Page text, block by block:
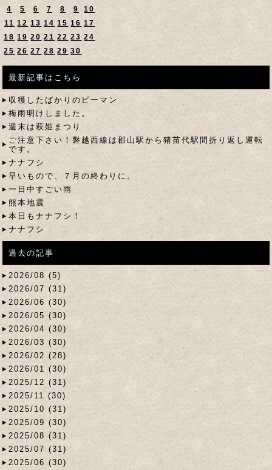
4
5 6 7 8 9
10
11 12 13 14 15 16 17
18 19 20 21 22 23 24
25 26 27 28 29 30
最新記事はこちら
収穫したばかりのピーマン
梅雨明けしました。
週末は萩姫まつり
ご注意下さい！磐越西線は郡山駅から猪苗代駅間折り返し運転
です。
ナナフシ
早いもので、７月の終わりに。
一日中すごい雨
熊本地震
本日もナナフシ！
ナナフシ
過去の記事
2026/08 (5)
2026/07 (31)
2026/06 (30)
2026/05 (30)
2026/04 (30)
2026/03 (30)
2026/02 (28)
2026/01 (30)
2025/12 (31)
2025/11 (30)
2025/10 (31)
2025/09 (30)
2025/08 (31)
2025/07 (31)
2025/06 (30)